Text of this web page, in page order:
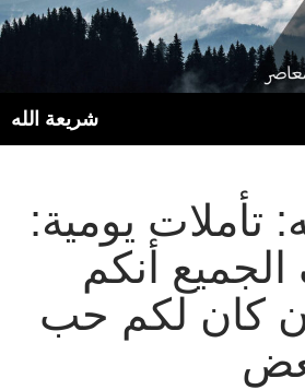
شريعة الله
تأملات يومية:
أنكم
كان لكم حب